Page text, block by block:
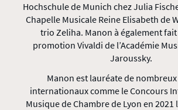
Hochschule de Munich chez Julia
Chapelle Musicale Reine Elisabeth de
trio Zeliha. Manon à également
promotion Vivaldi de l’Académie
Jaroussky.
Manon est lauréate de
internationaux comme le Concours
Musique de Chambre de Lyon en